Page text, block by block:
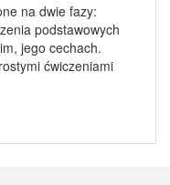
na dwie fazy:
podstawowych
jego cechach.
ćwiczeniami